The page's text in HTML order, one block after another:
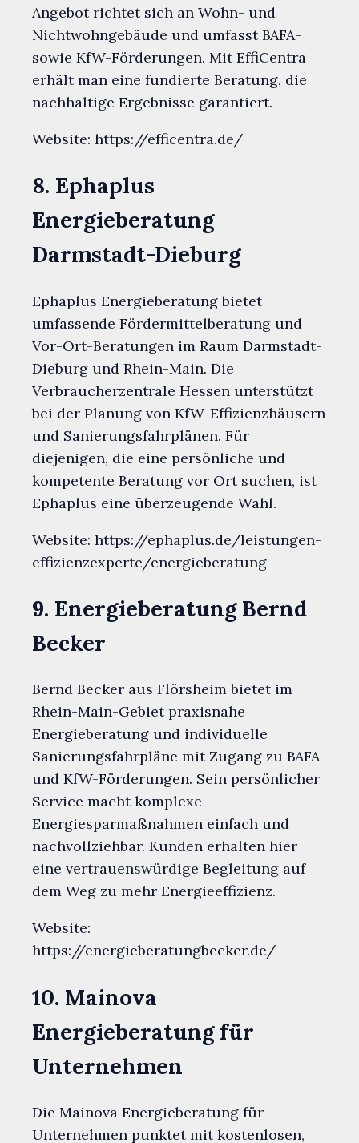
Angebot richtet sich an Wohn- und
Nichtwohngebäude und umfasst BAFA-
sowie KfW-Förderungen. Mit EffiCentra
erhält man eine fundierte Beratung, die
nachhaltige Ergebnisse garantiert.
Website: https://efficentra.de/
8. Ephaplus
Energieberatung
Darmstadt-Dieburg
Ephaplus Energieberatung bietet
umfassende Fördermittelberatung und
Vor-Ort-Beratungen im Raum Darmstadt-
Dieburg und Rhein-Main. Die
Verbraucherzentrale Hessen unterstützt
bei der Planung von KfW-Effizienzhäusern
und Sanierungsfahrplänen. Für
diejenigen, die eine persönliche und
kompetente Beratung vor Ort suchen, ist
Ephaplus eine überzeugende Wahl.
Website: https://ephaplus.de/leistungen-
effizienzexperte/energieberatung
9. Energieberatung Bernd
Becker
Bernd Becker aus Flörsheim bietet im
Rhein-Main-Gebiet praxisnahe
Energieberatung und individuelle
Sanierungsfahrpläne mit Zugang zu BAFA-
und KfW-Förderungen. Sein persönlicher
Service macht komplexe
Energiesparmaßnahmen einfach und
nachvollziehbar. Kunden erhalten hier
eine vertrauenswürdige Begleitung auf
dem Weg zu mehr Energieeffizienz.
Website:
https://energieberatungbecker.de/
10. Mainova
Energieberatung für
Unternehmen
Die Mainova Energieberatung für
Unternehmen punktet mit kostenlosen,